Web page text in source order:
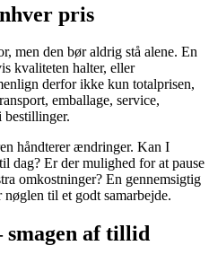
pris
men den bør aldrig stå alene. En
kvaliteten halter, eller
derfor ikke kun totalprisen,
emballage, service,
bestillinger.
håndterer ændringer. Kan I
dag? Er der mulighed for at pause
omkostninger? En gennemsigtig
til et godt samarbejde.
af tillid